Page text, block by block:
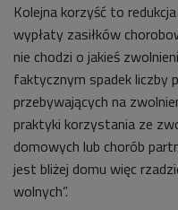
Kolejna korzyść to
wypłaty zasiłków
nie chodzi o jakieś
faktycznym spadek liczby
przebywających na
praktyki korzystania ze
domowych lub chorób
jest bliżej domu więc
wolnych”.